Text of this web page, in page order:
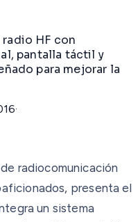
HF con
pantalla táctil y
para mejorar la
·
radiocomunicación
presenta el
un sistema